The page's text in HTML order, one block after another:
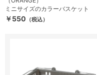
ミニサイズのカラーバスケット
￥550 （税込）